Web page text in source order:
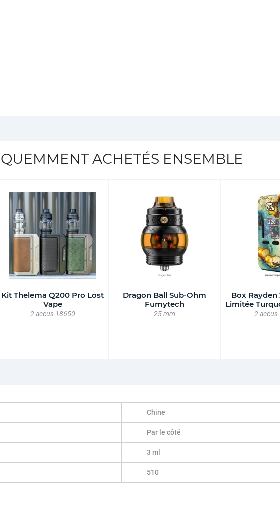
ACHETÉS ENSEMBLE
Kit Thelema Q200 Pro Lost
Vape
2 accus 18650
Dragon Ball Sub-Ohm
Fumytech
25 mm
Box Rayden
Limitée
2 accus
Chine
Par le côté
3 ml
510